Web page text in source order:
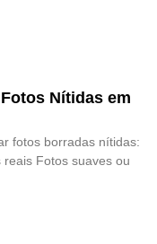
Nítidas em
fotos borradas nítidas:
Fotos suaves ou